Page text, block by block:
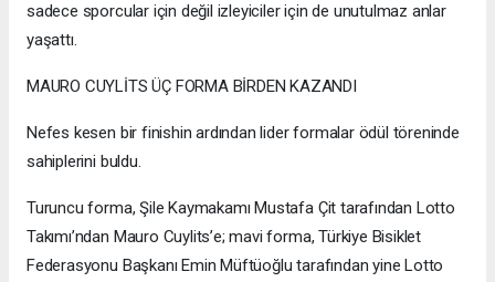
sadece sporcular için değil izleyiciler için de unutulmaz anlar
yaşattı.
MAURO CUYLİTS ÜÇ FORMA BİRDEN KAZANDI
Nefes kesen bir finishin ardından lider formalar ödül töreninde
sahiplerini buldu.
Turuncu forma, Şile Kaymakamı Mustafa Çit tarafından Lotto
Takımı’ndan Mauro Cuylits’e; mavi forma, Türkiye Bisiklet
Federasyonu Başkanı Emin Müftüoğlu tarafından yine Lotto